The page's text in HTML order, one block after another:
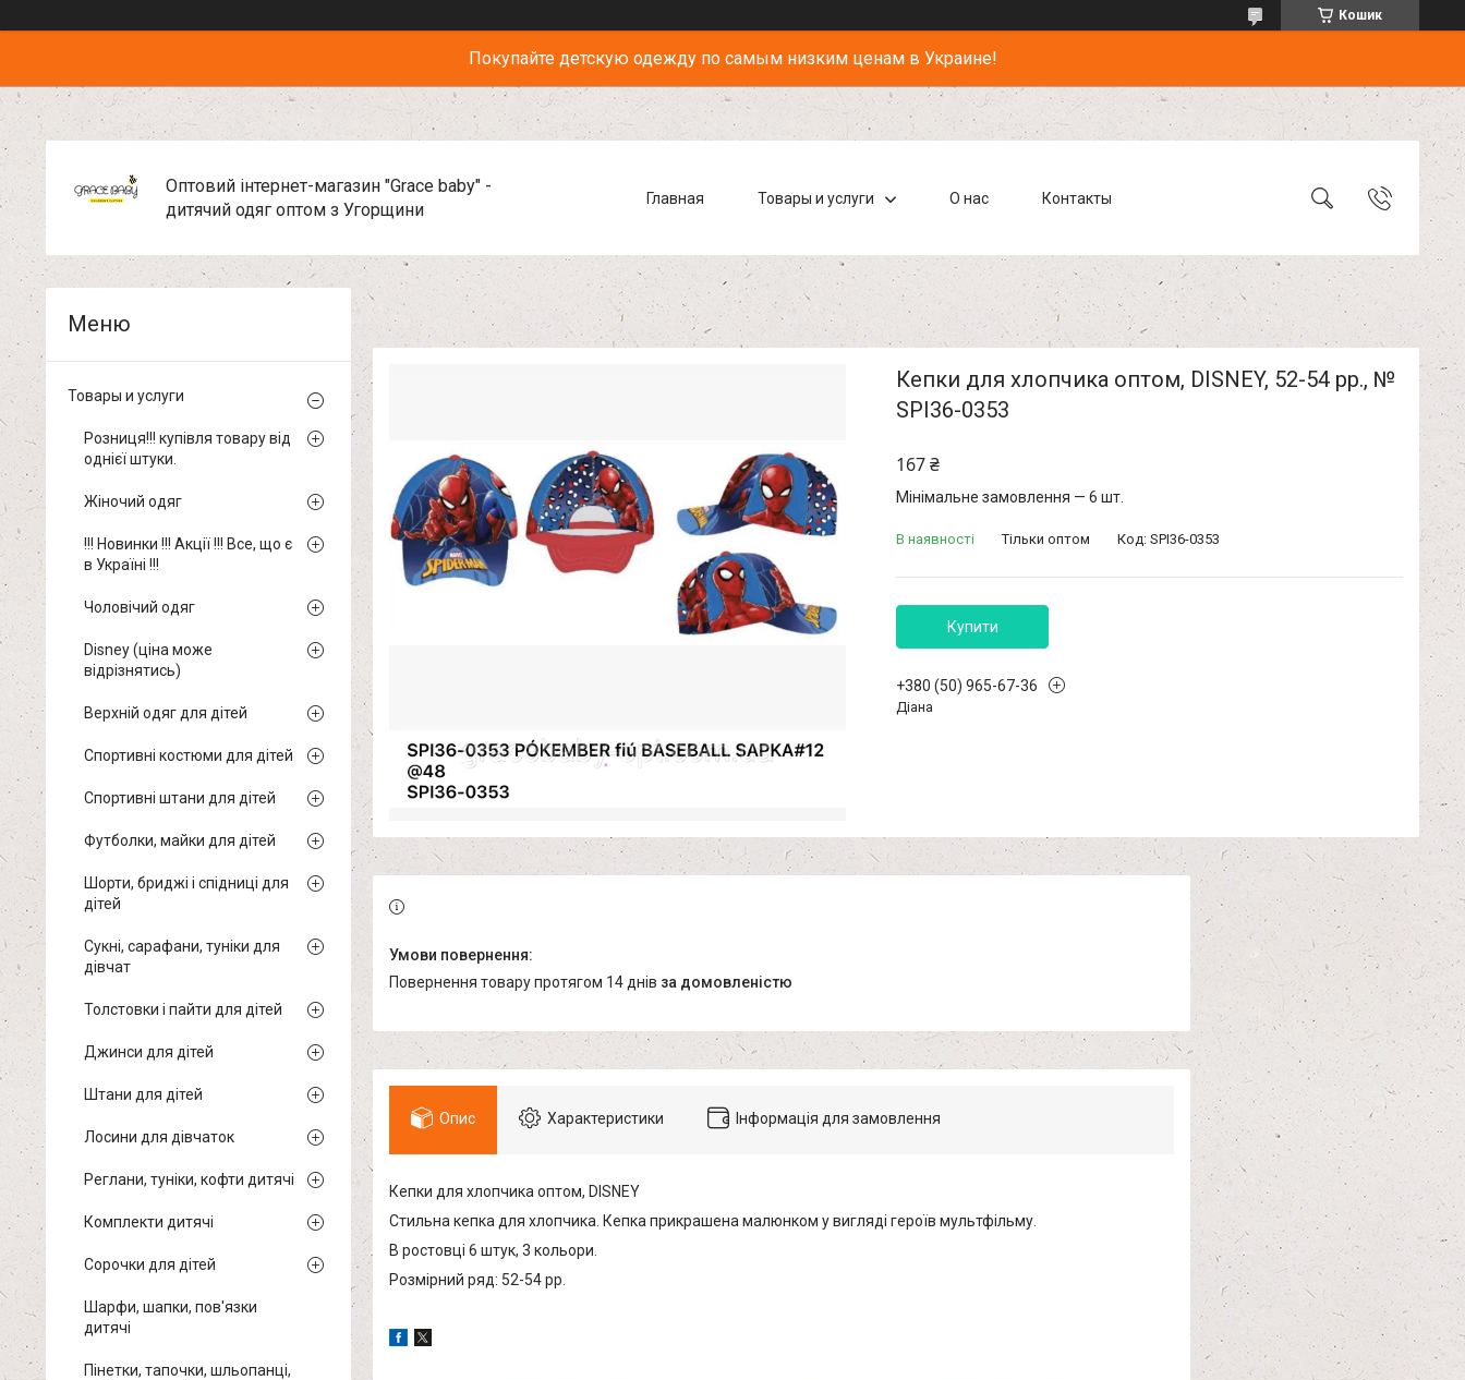
Кошик
Покупайте детскую одежду по самым низким ценам в Украине!
Оптовий інтернет-магазин "Grace baby" -
дитячий одяг оптом з Угорщини
Главная Товары и услуги О нас Контакты
Кепки для хлопчика оптом, DISNEY, 52-54 рр., №
SPI36-0353
167 ₴
Мінімальне замовлення — 6 шт.
В наявності Тільки оптом Код: SPI36-0353
Купити
+380 (50) 965-67-36
Діана
повернення товару протягом 14 днів за домовленістю
Опис Характеристики Інформація для замовлення
Кепки для хлопчика оптом, DISNEY
Стильна кепка для хлопчика. Кепка прикрашена малюнком у вигляді героїв мультфільму.
В ростовці 6 штук, 3 кольори.
Розмірний ряд: 52-54 рр.
Товары и услуги
Розниця!!! купівля товару від
однієї штуки.
Жіночий одяг
!!! Новинки !!! Акції !!! Все, що є
в Україні !!!
Чоловічий одяг
Disney (ціна може
відрізнятись)
Верхній одяг для дітей
Спортивні костюми для дітей
Спортивні штани для дітей
Футболки, майки для дітей
Шорти, бриджі і спідниці для
дітей
Сукні, сарафани, туніки для
дівчат
Толстовки і пайти для дітей
Джинси для дітей
Штани для дітей
Лосини для дівчаток
Реглани, туніки, кофти дитячі
Комплекти дитячі
Сорочки для дітей
Шарфи, шапки, пов'язки
дитячі
Пінетки, тапочки, шльопанці,